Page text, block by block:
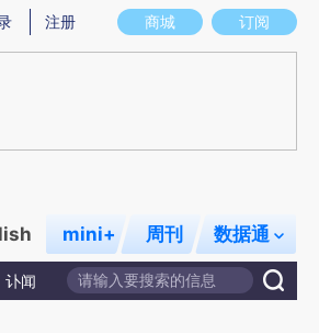
图存在偏差。不代表财新观点和立场。推荐点击链
商城 订阅
注册
mini+ 周刊 数据通
讣闻